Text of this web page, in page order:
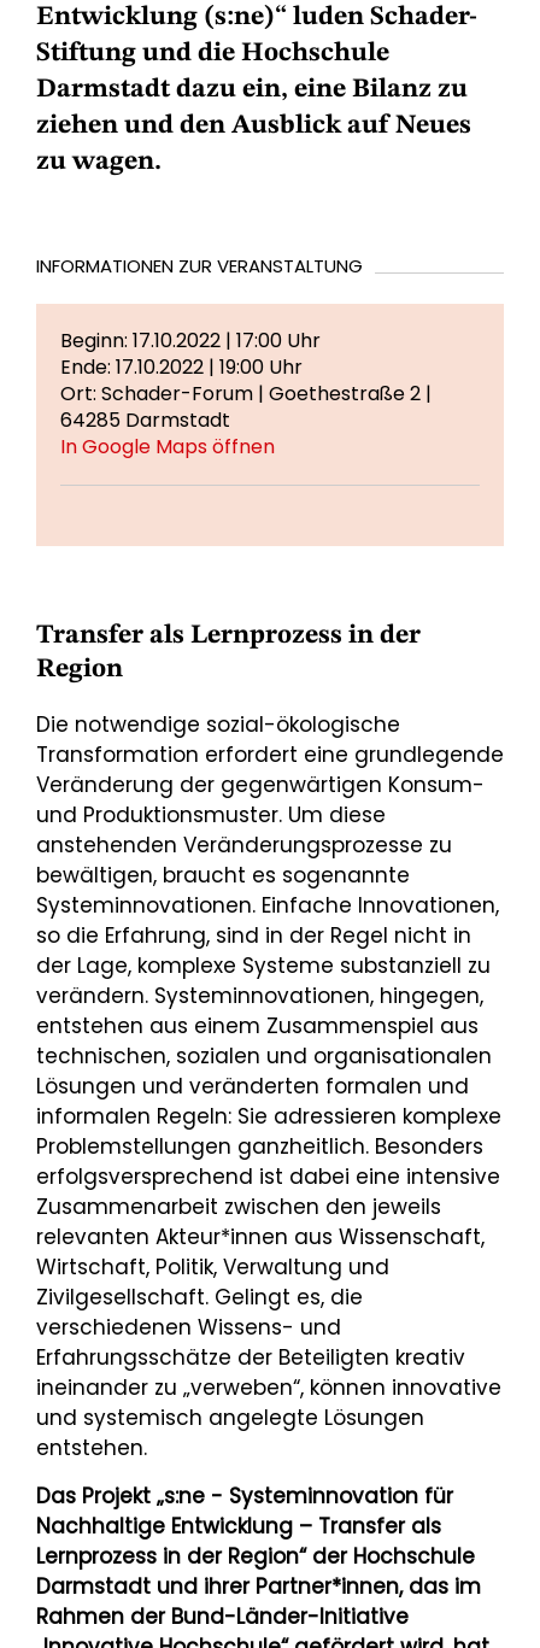
Entwicklung (s:ne)“ luden Schader-
Stiftung und die Hochschule
Darmstadt dazu ein, eine Bilanz zu
ziehen und den Ausblick auf Neues
zu wagen.
INFORMATIONEN ZUR VERANSTALTUNG
Beginn: 17.10.2022 | 17:00 Uhr
Ende: 17.10.2022 | 19:00 Uhr
Ort: Schader-Forum | Goethestraße 2 |
64285 Darmstadt
In Google Maps öffnen
Transfer als Lernprozess in der
Region
Die notwendige sozial-ökologische
Transformation erfordert eine grundlegende
Veränderung der gegenwärtigen Konsum-
und Produktionsmuster. Um diese
anstehenden Veränderungsprozesse zu
bewältigen, braucht es sogenannte
Systeminnovationen. Einfache Innovationen,
so die Erfahrung, sind in der Regel nicht in
der Lage, komplexe Systeme substanziell zu
verändern. Systeminnovationen, hingegen,
entstehen aus einem Zusammenspiel aus
technischen, sozialen und organisationalen
Lösungen und veränderten formalen und
informalen Regeln: Sie adressieren komplexe
Problemstellungen ganzheitlich. Besonders
erfolgsversprechend ist dabei eine intensive
Zusammenarbeit zwischen den jeweils
relevanten Akteur*innen aus Wissenschaft,
Wirtschaft, Politik, Verwaltung und
Zivilgesellschaft. Gelingt es, die
verschiedenen Wissens- und
Erfahrungsschätze der Beteiligten kreativ
ineinander zu „verweben“, können innovative
und systemisch angelegte Lösungen
entstehen.
Das Projekt „s:ne - Systeminnovation für
Nachhaltige Entwicklung – Transfer als
Lernprozess in der Region“ der Hochschule
Darmstadt und ihrer Partner*innen, das im
Rahmen der Bund-Länder-Initiative